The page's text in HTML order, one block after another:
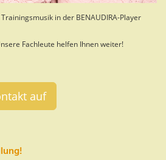
in der BENAUDIRA-Player
Fachleute helfen Ihnen weiter!
auf